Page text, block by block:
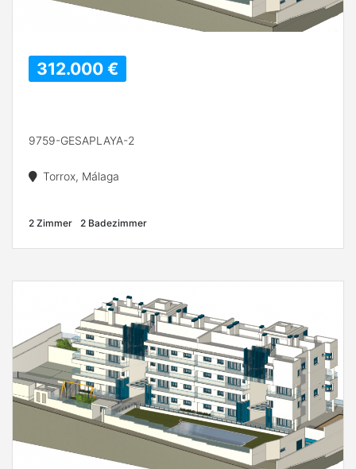
312.000 €
9759-GESAPLAYA-2
Torrox, Málaga
2 Zimmer 2 Badezimmer